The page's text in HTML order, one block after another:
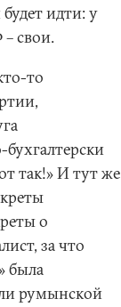
идти: у
свои.
то
так!» И тут же
о
за что
была
ли румынской